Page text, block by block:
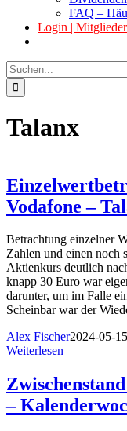
FAQ –
Login |
Suche
nach:
Talanx
Vodafone –
Betrachtung einzelner
Zahlen und einen noch
Aktienkurs deutlich
knapp 30 Euro war
darunter, um im Falle
Scheinbar war der
Alex Fischer2024-05-
Weiterlesen
–